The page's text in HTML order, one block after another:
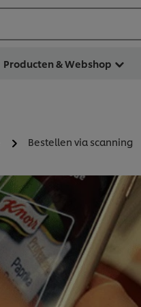
Producten & Webshop
Bestellen via scanning